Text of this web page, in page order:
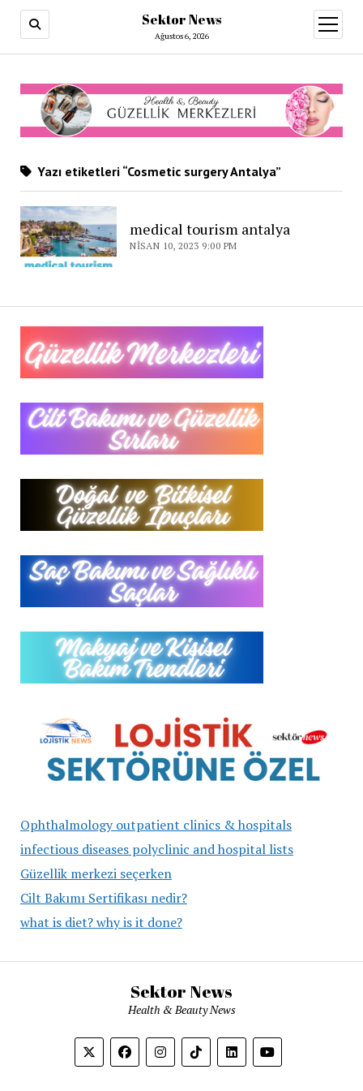
Sektor News
Ağustos 6, 2026
aç
Ophthalmology outpatient clinics & hospitals
infectious diseases polyclinic and hospital lists
Güzellik merkezi seçerken
Cilt Bakımı Sertifikası nedir?
what is diet? why is it done?
Yazı etiketleri “Cosmetic surgery Antalya”
medical tourism antalya
NISAN 10, 2023 9:00 PM
Sektor News
Health & Beauty News